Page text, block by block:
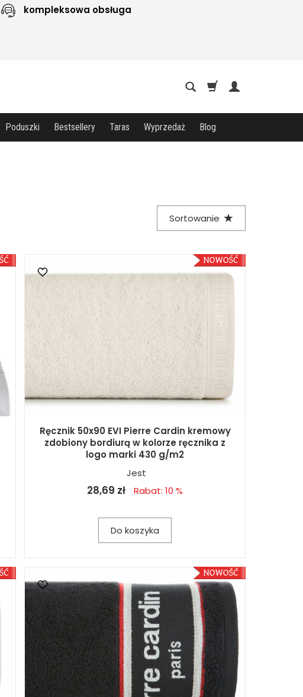
kompleksowa obsługa
Poduszki Bestsellery Taras Wyprzedaż Blog
Sortowanie
Ręcznik 50x90 EVI Pierre Cardin kremowy
zdobiony bordiurą w kolorze ręcznika z
logo marki 430 g/m2
Jest
28,69 zł Rabat: 10 %
Do koszyka